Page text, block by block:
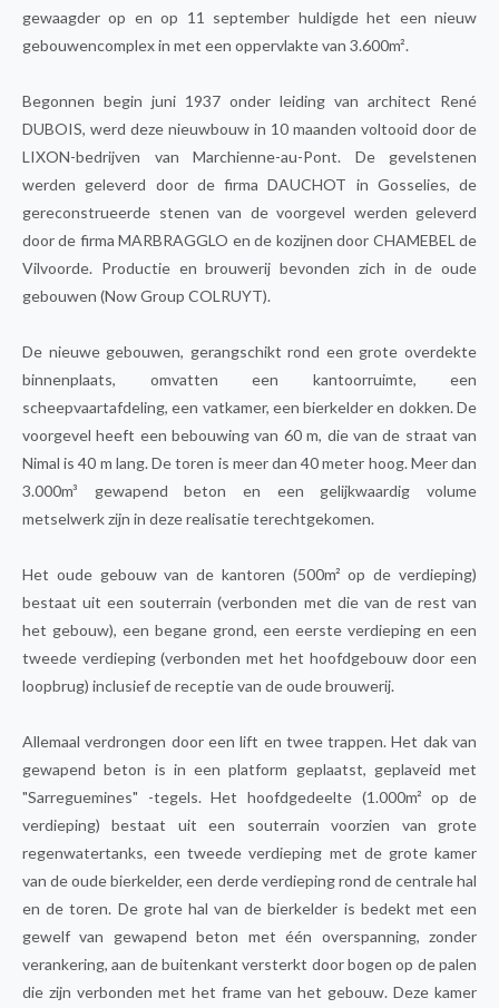
gewaagder op en op 11 september huldigde het een nieuw
gebouwencomplex in met een oppervlakte van 3.600m².
Begonnen begin juni 1937 onder leiding van architect René
DUBOIS, werd deze nieuwbouw in 10 maanden voltooid door de
LIXON-bedrijven van Marchienne-au-Pont. De gevelstenen
werden geleverd door de firma DAUCHOT in Gosselies, de
gereconstrueerde stenen van de voorgevel werden geleverd
door de firma MARBRAGGLO en de kozijnen door CHAMEBEL de
Vilvoorde. Productie en brouwerij bevonden zich in de oude
gebouwen (Now Group COLRUYT).
De nieuwe gebouwen, gerangschikt rond een grote overdekte
binnenplaats, omvatten een kantoorruimte, een
scheepvaartafdeling, een vatkamer, een bierkelder en dokken. De
voorgevel heeft een bebouwing van 60 m, die van de straat van
Nimal is 40 m lang. De toren is meer dan 40 meter hoog. Meer dan
3.000m³ gewapend beton en een gelijkwaardig volume
metselwerk zijn in deze realisatie terechtgekomen.
Het oude gebouw van de kantoren (500m² op de verdieping)
bestaat uit een souterrain (verbonden met die van de rest van
het gebouw), een begane grond, een eerste verdieping en een
tweede verdieping (verbonden met het hoofdgebouw door een
loopbrug) inclusief de receptie van de oude brouwerij.
Allemaal verdrongen door een lift en twee trappen. Het dak van
gewapend beton is in een platform geplaatst, geplaveid met
"Sarreguemines" -tegels. Het hoofdgedeelte (1.000m² op de
verdieping) bestaat uit een souterrain voorzien van grote
regenwatertanks, een tweede verdieping met de grote kamer
van de oude bierkelder, een derde verdieping rond de centrale hal
en de toren. De grote hal van de bierkelder is bedekt met een
gewelf van gewapend beton met één overspanning, zonder
verankering, aan de buitenkant versterkt door bogen op de palen
die zijn verbonden met het frame van het gebouw. Deze kamer